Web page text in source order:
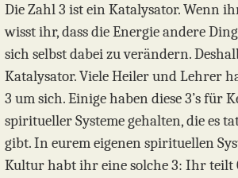
Die Zahl 3 ist ein Katalysator. Wenn
wisst ihr, dass die Energie andere
sich selbst dabei zu verändern.
Katalysator. Viele Heiler und Lehrer
3 um sich. Einige haben diese 3’s für
spiritueller Systeme gehalten, die es
gibt. In eurem eigenen spirituellen
Kultur habt ihr eine solche 3: Ihr teilt